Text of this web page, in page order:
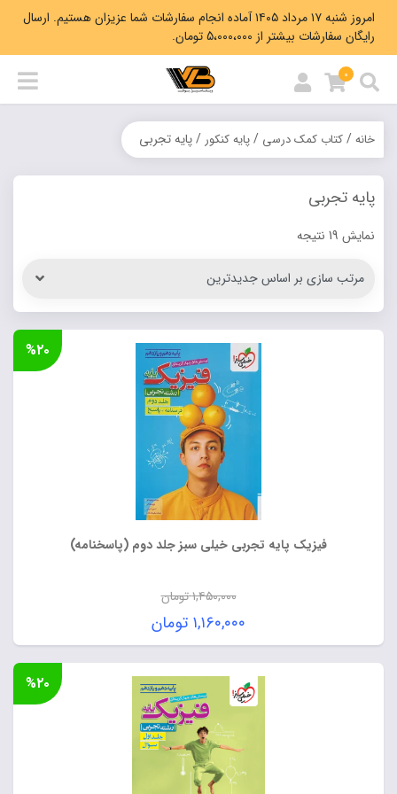
امروز شنبه ۱۷ مرداد ۱۴۰۵ آماده انجام سفارشات شما عزیزان هستیم. ارسال
رایگان سفارشات بیشتر از 5،000،000 تومان.
0
خانه/کتاب کمک درسی /پایه کنکور / پایه تجربی
پایه تجربی
نمایش 19 نتیجه
Sorted
latest
فیزیک پایه تجربی خیلی سبز جلد دوم (پاسخنامه)
۱,۴۵۰,۰۰۰تومان
قیمت
اصلی:
۱,۴۵۰,۰۰۰ تومان
بود.
۱,۱۶۰,۰۰۰ تومان
قیمت
فعلی:
۱,۱۶۰,۰۰۰ تومان.
%۲۰
%۲۰